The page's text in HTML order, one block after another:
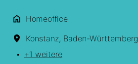
Homeoffice
Konstanz, Baden-Württemberg
• +1 weitere